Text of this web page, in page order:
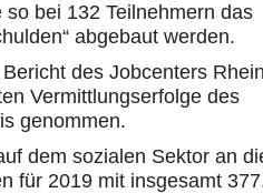
bei 132 Teilnehmern das
abgebaut werden.
des Jobcenters
Vermittlungserfolge des
genommen.
dem sozialen Sektor an
für 2019 mit insgesamt